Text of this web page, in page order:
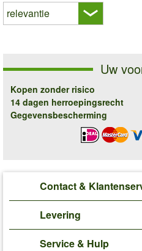
Uw
Kopen zonder risico
14 dagen herroepingsrecht
Gegevensbescherming
Contact &
Levering
Service & Hulp